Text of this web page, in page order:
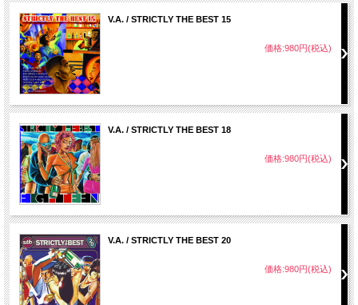
V.A. / STRICTLY THE BEST 15
価格:980円(税込)
V.A. / STRICTLY THE BEST 18
価格:980円(税込)
V.A. / STRICTLY THE BEST 20
価格:980円(税込)